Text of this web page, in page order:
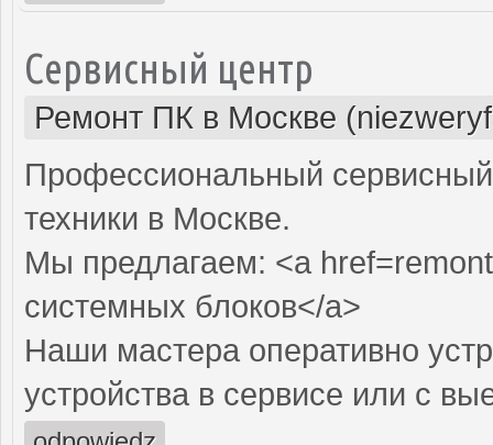
Сервисный центр
Ремонт ПК в Москве
Профессиональный
техники в Москве.
Мы предлагаем: <a
системных блоков</a>
Наши мастера оперативно
устройства в сервисе или с